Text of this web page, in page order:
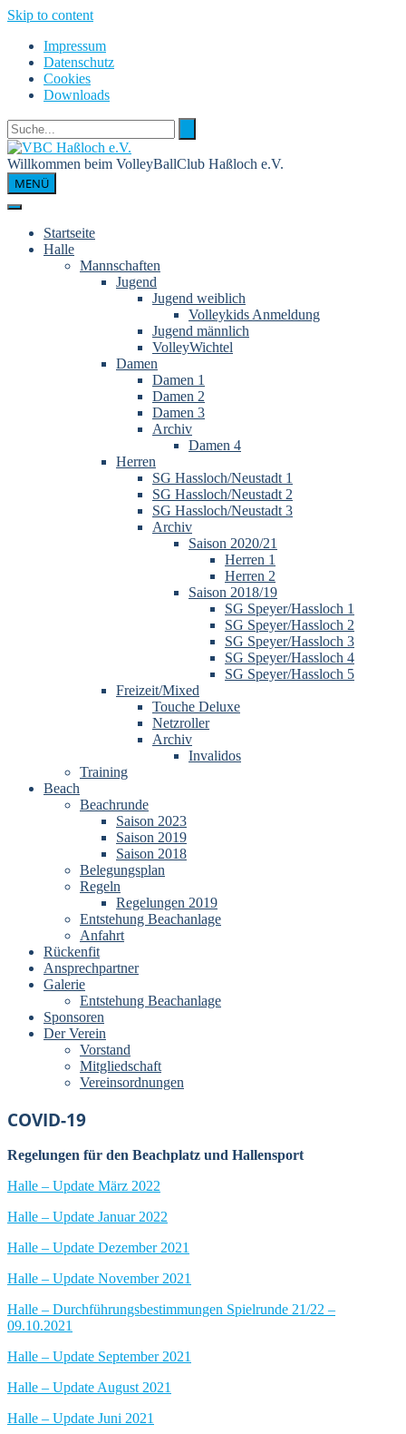
Skip to content
Impressum
Datenschutz
Cookies
Downloads
Willkommen beim VolleyBallClub Haßloch e.V.
MENÜ
Startseite
Halle
Mannschaften
Jugend
Jugend weiblich
Volleykids Anmeldung
Jugend männlich
VolleyWichtel
Damen
Damen 1
Damen 2
Damen 3
Archiv
Damen 4
Herren
SG Hassloch/Neustadt 1
SG Hassloch/Neustadt 2
SG Hassloch/Neustadt 3
Archiv
Saison 2020/21
Herren 1
Herren 2
Saison 2018/19
SG Speyer/Hassloch 1
SG Speyer/Hassloch 2
SG Speyer/Hassloch 3
SG Speyer/Hassloch 4
SG Speyer/Hassloch 5
Freizeit/Mixed
Touche Deluxe
Netzroller
Archiv
Invalidos
Training
Beach
Beachrunde
Saison 2023
Saison 2019
Saison 2018
Belegungsplan
Regeln
Regelungen 2019
Entstehung Beachanlage
Anfahrt
Rückenfit
Ansprechpartner
Galerie
Entstehung Beachanlage
Sponsoren
Der Verein
Vorstand
Mitgliedschaft
Vereinsordnungen
COVID-19
Regelungen für den Beachplatz und Hallensport
Halle – Update März 2022
Halle – Update Januar 2022
Halle – Update Dezember 2021
Halle – Update November 2021
Halle – Durchführungsbestimmungen Spielrunde 21/22 –
09.10.2021
Halle – Update September 2021
Halle – Update August 2021
Halle – Update Juni 2021